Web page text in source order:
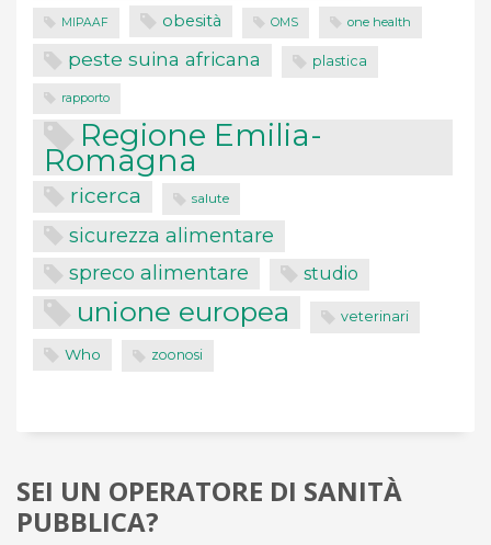
MIPAAF obesità OMS one health
peste suina africana plastica
rapporto
Regione Emilia-
Romagna
ricerca salute
sicurezza alimentare
spreco alimentare studio
unione europea veterinari
Who zoonosi
SEI UN OPERATORE DI SANITÀ
PUBBLICA?